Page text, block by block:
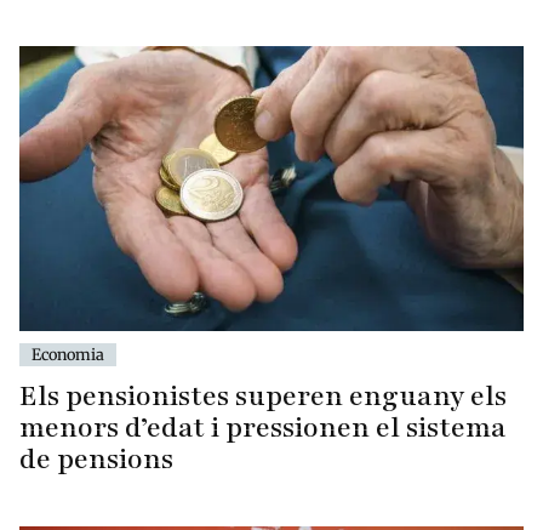
Economia
Els pensionistes superen enguany els
menors d’edat i pressionen el sistema
de pensions